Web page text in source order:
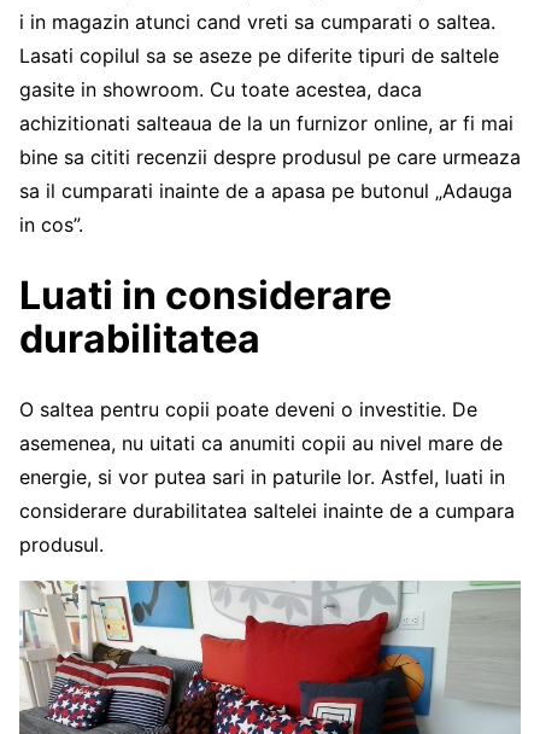
i in magazin atunci cand vreti sa cumparati o saltea.
Lasati copilul sa se aseze pe diferite tipuri de saltele
gasite in showroom. Cu toate acestea, daca
achizitionati salteaua de la un furnizor online, ar fi mai
bine sa cititi recenzii despre produsul pe care urmeaza
sa il cumparati inainte de a apasa pe butonul „Adauga
in cos”.
Luati in considerare
durabilitatea
O saltea pentru copii poate deveni o investitie. De
asemenea, nu uitati ca anumiti copii au nivel mare de
energie, si vor putea sari in paturile lor. Astfel, luati in
considerare durabilitatea saltelei inainte de a cumpara
produsul.